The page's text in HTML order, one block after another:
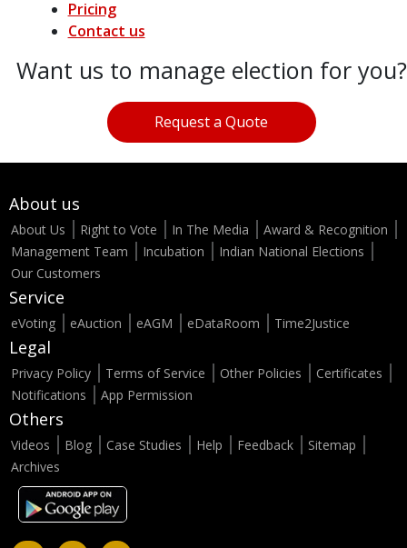
Pricing
Contact us
Want us to manage election for you?
Request a Quote
About us
About Us Right to Vote In The Media
Award & Recognition
Management Team
Incubation
Indian National Elections
Our Customers
Service
eVoting eAuction eAGM eDataRoom Time2Justice
Legal
Privacy Policy Terms of Service Other Policies
Certificates
Notifications
App Permission
Others
Videos Blog Case Studies Help Feedback
Sitemap
Archives